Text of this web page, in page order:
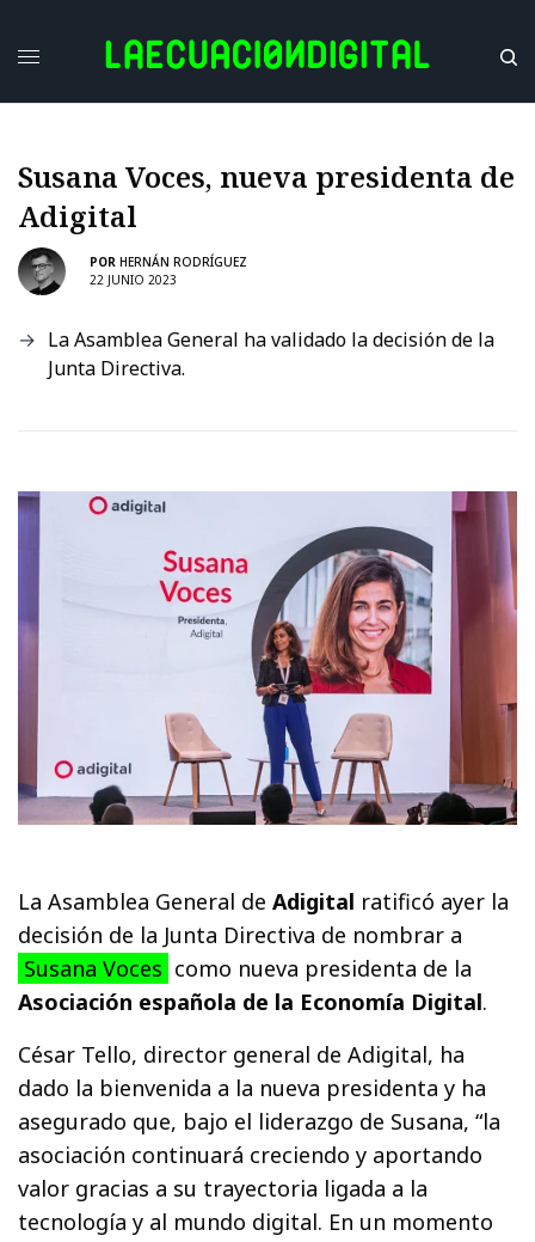
Susana Voces, nueva presidenta de
Adigital
POR HERNÁN RODRÍGUEZ
22 JUNIO 2023
La Asamblea General ha validado la decisión de la
Junta Directiva.
La Asamblea General deAdigital ratificó ayer la
decisión de la Junta Directiva de nombrar a
Susana Voces como nueva presidenta de la
Asociación española de la Economía Digital.
César Tello, director general de Adigital, ha
dado la bienvenida a la nueva presidenta y ha
asegurado que, bajo el liderazgo de Susana, “la
asociación continuará creciendo y aportando
valor gracias a su trayectoria ligada a la
tecnología y al mundo digital. En un momento